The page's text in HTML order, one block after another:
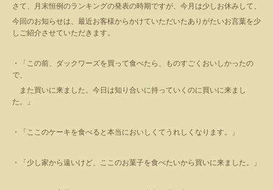
さて、月末恒例のランキングの発表の時期ですが、今月は少しお休みして、
今回のお知らせは、最近お客様からかけていただいたありがたいお言葉を少
しご紹介させていただきます。
・「この前、ダックワーズを買って食べたら、ものすごくおいしかったの
で、
また買いに来ました。今日は知り合いに持っていくのに買いに来まし
た。」
・「ここのケーキを食べると本当においしくてうれしくなります。」
・「少し家から遠いけど、ここのお菓子を食べたいから買いに来ました。」